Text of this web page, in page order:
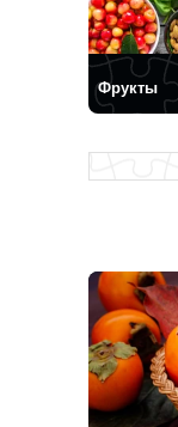
Фрукты